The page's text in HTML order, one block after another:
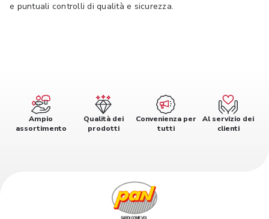
e puntuali controlli di qualità e sicurezza.
Ampio
assortimento
Qualità dei
prodotti
Convenienza per
tutti
Al servizio dei
clienti